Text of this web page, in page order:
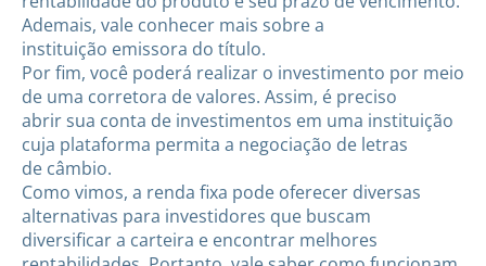
Ademais, vale conhecer mais sobre a
instituição emissora do título.
Por fim, você poderá realizar o investimento por meio
de uma corretora de valores. Assim, é preciso
abrir sua conta de investimentos em uma instituição
cuja plataforma permita a negociação de letras
de câmbio.
Como vimos, a renda fixa pode oferecer diversas
alternativas para investidores que buscam
diversificar a carteira e encontrar melhores